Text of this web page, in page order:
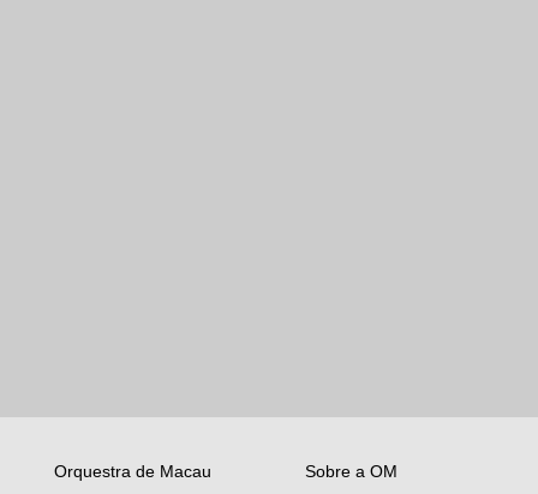
Orquestra de Macau
Sobre a OM